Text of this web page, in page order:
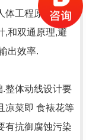
体工程原理和参
,和双通原理,避
出效率.
整体动线设计要
凉菜即 食裱花等
有抗御腐蚀污染